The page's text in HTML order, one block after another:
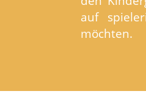
auf
möchten.